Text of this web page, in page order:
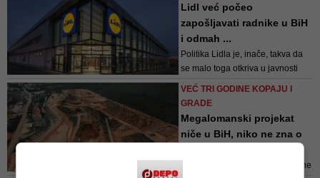
Lidl već počeo
zapošljavati radnike u BiH
i odmah ...
Politika Lidla je, inače, takva da
se malo toga otkriva u javnosti
tokom uspostave njihovog lanca u
VEĆ TRI GODINE KOPAJU I
GRADE
Megalomanski projekat
niče u BiH, niko ne zna o
Iz Grada Širokoga Brijega niko ne